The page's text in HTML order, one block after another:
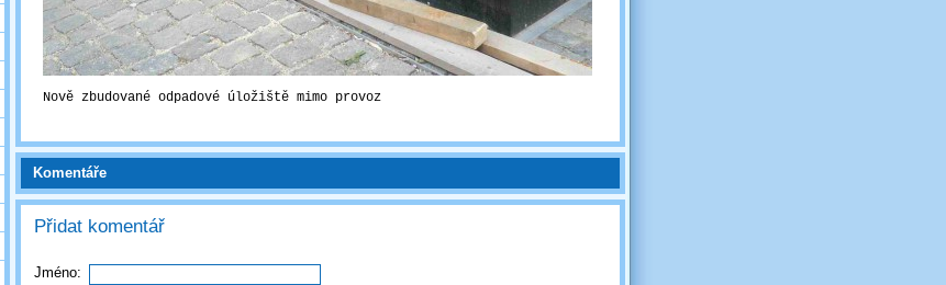
Nově zbudované odpadové úložiště mimo provoz
Komentáře
Přidat komentář
Jméno: